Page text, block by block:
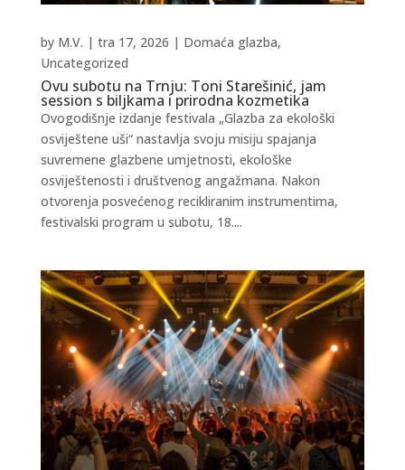
Ovu subotu na Trnju: Toni Starešinić, jam
session s biljkama i prirodna kozmetika
by M.V. | tra 17, 2026 | Domaća glazba,
Uncategorized
Ovogodišnje izdanje festivala „Glazba za ekološki
osviještene uši“ nastavlja svoju misiju spajanja
suvremene glazbene umjetnosti, ekološke
osviještenosti i društvenog angažmana. Nakon
otvorenja posvećenog recikliranim instrumentima,
festivalski program u subotu, 18....